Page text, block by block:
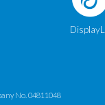
No. 04811048